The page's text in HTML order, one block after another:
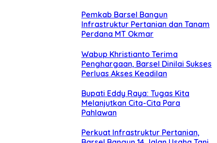
Pemkab Barsel Bangun
Infrastruktur Pertanian dan Tanam
Perdana MT Okmar
Wabup Khristianto Terima
Penghargaan, Barsel Dinilai Sukses
Perluas Akses Keadilan
Bupati Eddy Raya: Tugas Kita
Melanjutkan Cita-Cita Para
Pahlawan
Perkuat Infrastruktur Pertanian,